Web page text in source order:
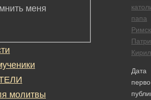
папа
Дата
меня
молитвы